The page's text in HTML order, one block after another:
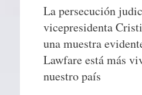
La persecución
vicepresidenta
una muestra
Lawfare está más
nuestro país